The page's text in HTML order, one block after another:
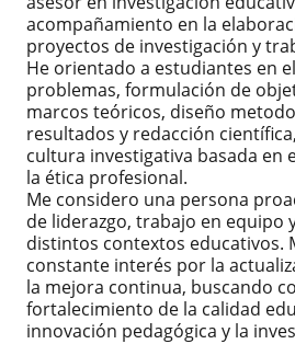
acompañamiento en la
proyectos de investigación y
He orientado a estudiantes en
problemas, formulación de
marcos teóricos, diseño
resultados y redacción
cultura investigativa basada en
la ética profesional.
Me considero una persona
de liderazgo, trabajo en equipo
distintos contextos educativos.
constante interés por la
la mejora continua, buscando
fortalecimiento de la calidad
innovación pedagógica y la